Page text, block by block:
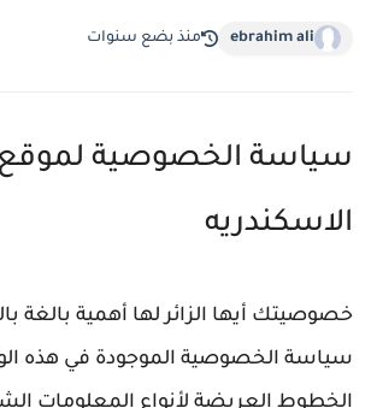
ebrahim ali منذ بضع سنوات
سياسة الخصوصية
الاسكندريه
خصوصيتك أيها الزائر لها أهمية بالغة
سياسة الخصوصية الموجودة في هذه
الخطوط العريضة لأنواع المعلومات